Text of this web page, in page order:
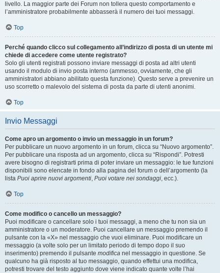
livello. La maggior parte dei Forum non tollera questo comportamento e
l’amministratore probabilmente abbasserà il numero dei tuoi messaggi.
Top
Perché quando clicco sul collegamento all’indirizzo di posta di un utente mi
chiede di accedere come utente registrato?
Solo gli utenti registrati possono inviare messaggi di posta ad altri utenti
usando il modulo di invio posta interno (ammesso, ovviamente, che gli
amministratori abbiano abilitato questa funzione). Questo serve a prevenire un
uso scorretto o malevolo del sistema di posta da parte di utenti anonimi.
Top
Invio Messaggi
Come apro un argomento o invio un messaggio in un forum?
Per pubblicare un nuovo argomento in un forum, clicca su “Nuovo argomento”.
Per pubblicare una risposta ad un argomento, clicca su “Rispondi”. Potresti
avere bisogno di registrarti prima di poter inviare un messaggio: le tue funzioni
disponibili sono elencate in fondo alla pagina del forum o dell’argomento (la
lista Puoi aprire nuovi argomenti, Puoi votare nei sondaggi, ecc.).
Top
Come modifico o cancello un messaggio?
Puoi modificare o cancellare solo i tuoi messaggi, a meno che tu non sia un
amministratore o un moderatore. Puoi cancellare un messaggio premendo il
pulsante con la «X» nel messaggio che vuoi eliminare. Puoi modificare un
messaggio (a volte solo per un limitato periodo di tempo dopo il suo
inserimento) premendo il pulsante modifica nel messaggio in questione. Se
qualcuno ha già risposto al tuo messaggio, quando effettui una modifica,
potresti trovare del testo aggiunto dove viene indicato quante volte l’hai